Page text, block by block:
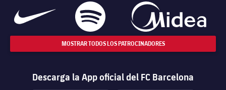
MOSTRAR TODOS LOS PATROCINADORES
Descarga la App oficial del FC Barcelona